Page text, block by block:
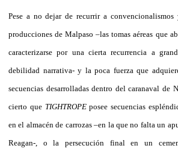
Pese a no dejar de recurrir a convencionalismos
producciones de Malpaso –las tomas aéreas que
caracterizarse por una cierta recurrencia a
debilidad narrativa- y la poca fuerza que
secuencias desarrolladas dentro del caranaval de
cierto que TIGHTROPEposee secuencias
en el almacén de carrozas –en la que no falta un
Reagan-, o la persecución final en un